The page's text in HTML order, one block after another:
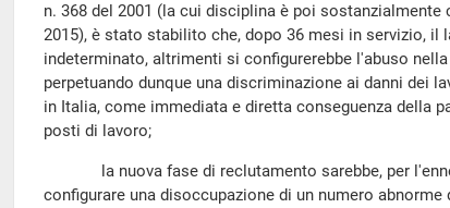
n. 368 del 2001 (la cui disciplina è poi
2015), è stato stabilito che, dopo 36 mesi in servizio, il
indeterminato, altrimenti si configurerebbe l'abuso
perpetuando dunque una discriminazione ai danni dei
in Italia, come immediata e diretta conseguenza della
posti di lavoro;
la nuova fase di reclutamento sarebbe, per
configurare una disoccupazione di un numero